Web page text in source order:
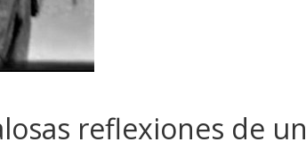
reflexiones de un